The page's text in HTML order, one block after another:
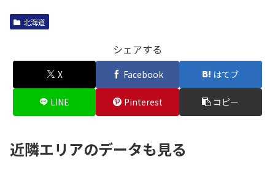
北海道
シェアする
X Facebook はてブ
LINE Pinterest コピー
近隣エリアのデータも見る